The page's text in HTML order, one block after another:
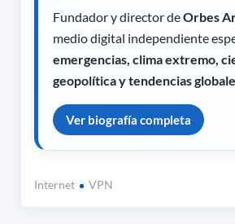
Fundador y director deOrbes
medio digital independiente
emergencias, clima extremo,
geopolítica y tendencias
Ver biografía completa
Internet VPN